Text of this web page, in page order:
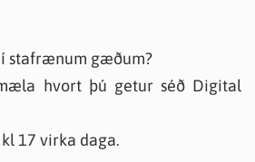
stafrænum gæðum?
hvort þú getur séð Digital
17 virka daga.